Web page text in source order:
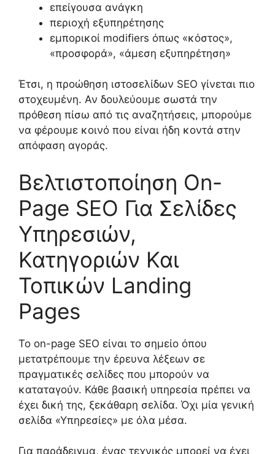
επείγουσα ανάγκη
περιοχή εξυπηρέτησης
εμπορικοί modifiers όπως «κόστος»,
«προσφορά», «άμεση εξυπηρέτηση»
Έτσι, η προώθηση ιστοσελίδων SEO γίνεται πιο
στοχευμένη. Αν δουλεύουμε σωστά την
πρόθεση πίσω από τις αναζητήσεις, μπορούμε
να φέρουμε κοινό που είναι ήδη κοντά στην
απόφαση αγοράς.
Βελτιστοποίηση On-
Page SEO Για Σελίδες
Υπηρεσιών,
Κατηγοριών Και
Τοπικών Landing
Pages
Το on-page SEO είναι το σημείο όπου
μετατρέπουμε την έρευνα λέξεων σε
πραγματικές σελίδες που μπορούν να
καταταγούν. Κάθε βασική υπηρεσία πρέπει να
έχει δική της, ξεκάθαρη σελίδα. Όχι μία γενική
σελίδα «Υπηρεσίες» με όλα μέσα.
Για παράδειγμα, ένας τεχνικός μπορεί να έχει